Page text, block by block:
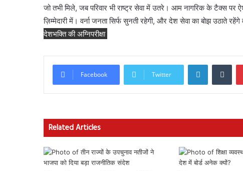
जो तभी मिले, जब परिवार भी राष्ट्र सेवा में उतरे। आम नागरिक के टैक्स पर
ज़िम्मेदारी में। वर्ना जनता सिर्फ सुनती रहेगी, और देश सेवा का बोझ उठाते
देशभक्ति की अग्निपरीक्षा
Facebook Twitter
LinkedIn
Related Articles